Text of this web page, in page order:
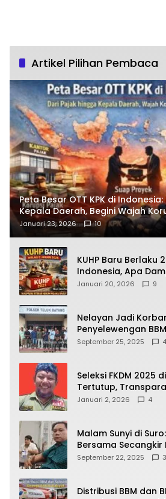
Artikel Pilihan Pembaca
Peta Besar OTT KPK di
Kepala Daerah, Begini Wajah
Terbongkar
Januari 23, 2026 10
KUHP Baru Berlaku
Indonesia, Apa
Kehidupan Warga?
Januari 20, 2026 9
Nelayan Jadi
Penyelewengan
64.78809 Teluk
September 25, 2025 4
Seleksi FKDM 2025
Tertutup,
Pramono–Rano
Januari 2, 2026 4
Malam Sunyi di
Bersama Secangkir
September 22, 2025 3
Distribusi BBM dan